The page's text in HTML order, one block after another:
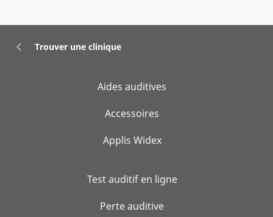
Trouver une clinique
Aides auditives
Accessoires
Applis Widex
Test auditif en ligne
Perte auditive